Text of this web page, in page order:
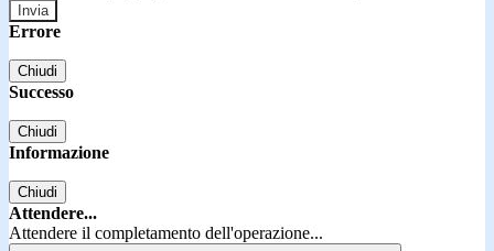
Errore
Chiudi
Successo
Chiudi
Informazione
Chiudi
Attendere...
Attendere il completamento dell'operazione...